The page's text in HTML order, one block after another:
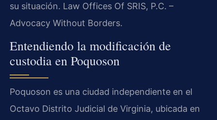
su situación. Law Offices Of SRIS, P.C. –
Advocacy Without Borders.
Entendiendo la modificación de
custodia en Poquoson
Poquoson es una ciudad independiente en el
Octavo Distrito Judicial de Virginia, ubicada en